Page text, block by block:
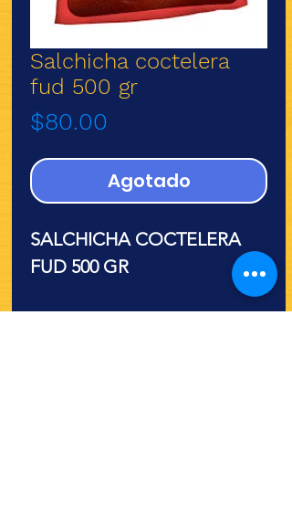
Salchicha coctelera
fud 500 gr
$80.00
Agotado
SALCHICHA COCTELERA
FUD 500 GR